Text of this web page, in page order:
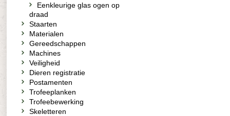
Eenkleurige glas ogen op
draad
Staarten
Materialen
Gereedschappen
Machines
Veiligheid
Dieren registratie
Postamenten
Trofeeplanken
Trofeebewerking
Skeletteren